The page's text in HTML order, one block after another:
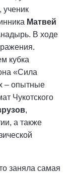
ученик
Матвей
В ходе
кубка
«Сила
– опытные
Чукотского
,
а также
заняла самая